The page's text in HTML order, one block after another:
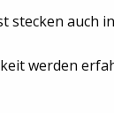
stecken auch
werden